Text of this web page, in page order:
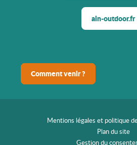
ain-outdoor.fr
Comment venir ?
Mentions légales et politique
Plan du site
Gestion du